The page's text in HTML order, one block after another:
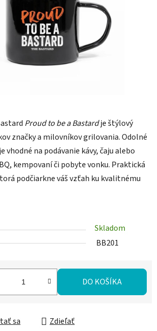
Proud to be a Bastardje štýlový
značky a milovníkov grilovania. Odolné
vhodné na podávanie kávy, čaju alebo
kempovaní či pobyte vonku. Praktická
podčiarkne váš vzťah ku kvalitnému
Skladom
BB201
DO KOŠÍKA
sa Zdieľať